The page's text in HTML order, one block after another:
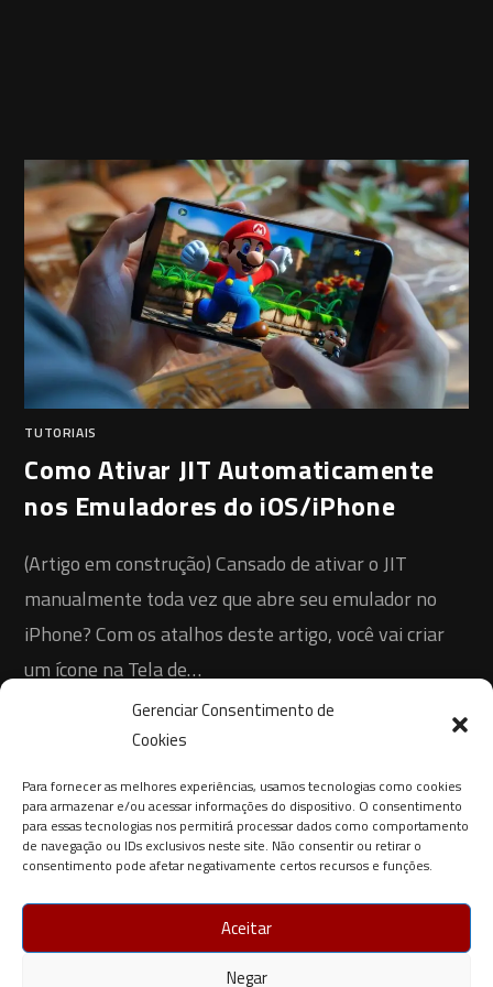
Gerenciar Consentimento de
Cookies
Para fornecer as melhores experiências, usamos tecnologias como cookies
para armazenar e/ou acessar informações do dispositivo. O consentimento
para essas tecnologias nos permitirá processar dados como comportamento
de navegação ou IDs exclusivos neste site. Não consentir ou retirar o
consentimento pode afetar negativamente certos recursos e funções.
Aceitar
Negar
TUTORIAIS
Como Ativar JIT Automaticamente
nos Emuladores do iOS/iPhone
(Artigo em construção) Cansado de ativar o JIT
manualmente toda vez que abre seu emulador no
iPhone? Com os atalhos deste artigo, você vai criar
um ícone na Tela de…
12 DE MAIO DE 2025